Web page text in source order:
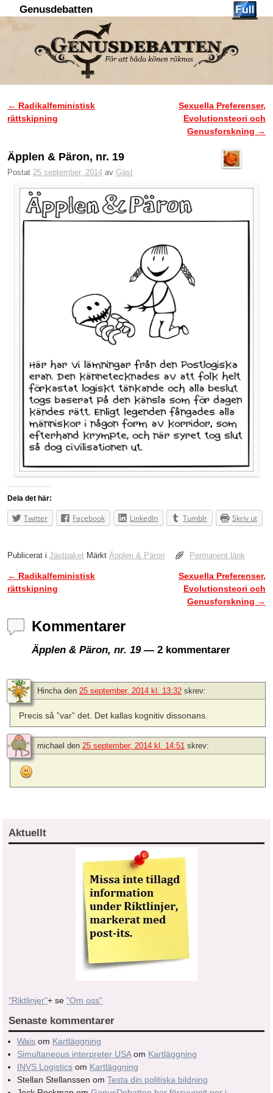
Genusdebatten
Inläggsnavigering
← Radikalfeministisk
rättskipning
Sexuella Preferenser,
Evolutionsteori och
Genusforskning →
Äpplen & Päron, nr. 19
Postat 25 september, 2014 av Gäst
Dela det här:
Twitter Facebook LinkedIn Tumblr Skriv ut
Publicerat i Jästpaket Märkt Äpplen & Päron Permanent länk
Inläggsnavigering
← Radikalfeministisk
rättskipning
Sexuella Preferenser,
Evolutionsteori och
Genusforskning →
Kommentarer
Äpplen & Päron, nr. 19— 2 kommentarer
Hincha den 25 september, 2014 kl. 13:32 skrev:
Precis så ”var” det. Det kallas kognitiv dissonans.
michael den 25 september, 2014 kl. 14:51 skrev:
Aktuellt
"Riktlinjer"+ se "Om oss"
Senaste kommentarer
Wais om Kartläggning
Simultaneous interpreter USAom Kartläggning
INVS Logistics om Kartläggning
Stellan Stellanssen omTesta din politiska bildning